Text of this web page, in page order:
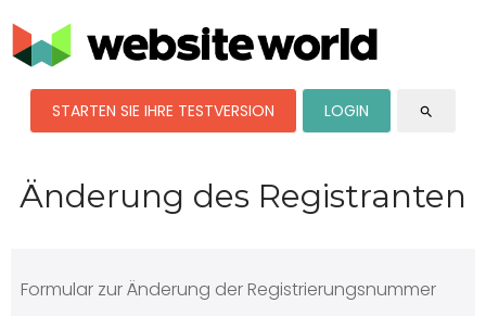
STARTEN SIE IHRE TESTVERSION LOGIN search
Änderung des Registranten
Formular zur Änderung der Registrierungsnummer